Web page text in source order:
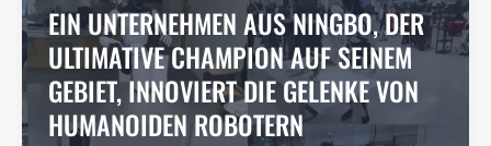
für
verschiedene
Anwendungen
EIN UNTERNEHMEN AUS NINGBO, DER
ULTIMATIVE CHAMPION AUF SEINEM
GEBIET, INNOVIERT DIE GELENKE VON
HUMANOIDEN ROBOTERN